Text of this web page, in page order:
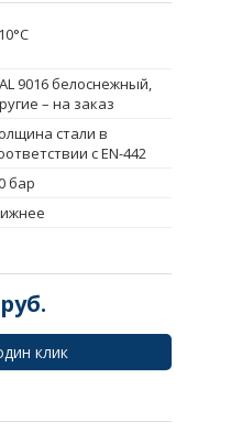
9016 белоснежный,
– на заказ
стали в
с EN-442
бар
руб.
клик